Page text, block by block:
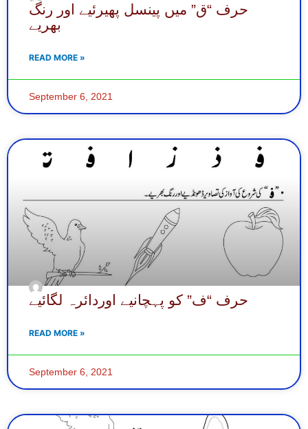
حرف “ق” میں پینسل پھیرئیے اور رنگ
بھریے
READ MORE »
September 6, 2021
حرف “ف” کو پہچانیے اوردائرہ لگائیے
READ MORE »
September 6, 2021